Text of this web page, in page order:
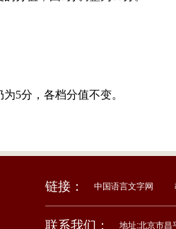
5分，各档分值不变。
链接： 中国语言文字网
联系我们： 地址:北京市昌